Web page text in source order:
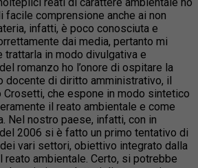
comprensione anche ai non
infatti, è poco conosciuta e
dai media, pertanto mi
trattarla in modo divulgativa e
romanzo ho l’onore di ospitare la
docente di diritto amministrativo, il
che espone in modo sintetico
il reato ambientale e come
Nel nostro paese, infatti, con in
2006 si è fatto un primo tentativo di
vari settori, obiettivo integrato dalla
reato ambientale. Certo, si potrebbe